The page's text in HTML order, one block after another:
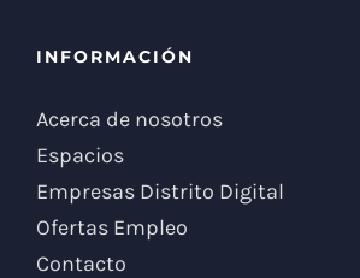
INFORMACIÓN
Acerca de nosotros
Espacios
Empresas Distrito Digital
Ofertas Empleo
Contacto